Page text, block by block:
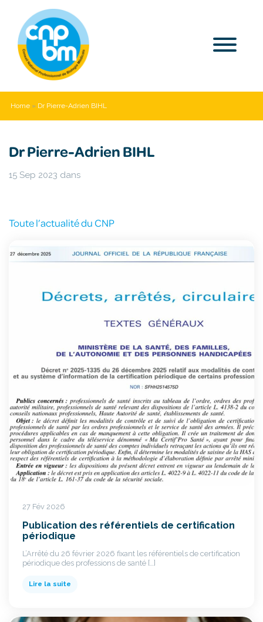
Home » Dr Pierre-Adrien BIHL
Dr Pierre-Adrien BIHL
15 Sep 2023 dans
Toute l’actualité du CNP
27 Fév 2026
Publication des référentiels de certification
périodique
L’Arrêté du 26 février 2026 fixant les référentiels de certification
périodique des professions de santé […]
Lire la suite